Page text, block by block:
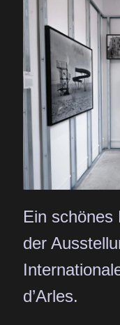
Ein schönes
der
d’Arles.